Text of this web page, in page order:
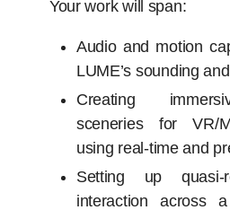
Your work will span:
Audio and motion
LUME’s sounding
Creating
sceneries for VR/
using real-time and
Setting up quasi-
interaction across